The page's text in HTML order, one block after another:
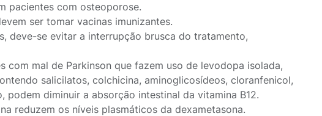
pacientes com osteoporose.
ser tomar vacinas imunizantes.
deve-se evitar a interrupção brusca do tratamento,
mal de Parkinson que fazem uso de levodopa isolada,
salicilatos, colchicina, aminoglicosídeos, cloranfenicol,
diminuir a absorção intestinal da vitamina B12.
reduzem os níveis plasmáticos da dexametasona.